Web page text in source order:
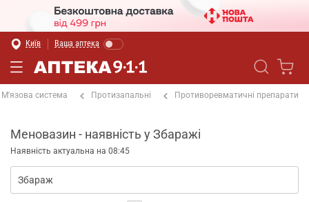
Київ Ваша аптека
М'язова система Протизапальні Противоревматичні препарати
Меновазин - наявність у Збаражі
Наявність актуальна на 08:45